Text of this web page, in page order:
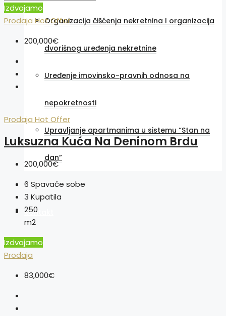
Organizacija čišćenja nekretnina I organizacija
dvorišnog uređenja nekretnine
Uređenje imovinsko-pravnih odnosa na
nepokretnosti
Upravljanje apartmanima u sistemu “Stan na
dan”
O nama
Kontakt
Izdvajamo
Prodaja Hot Offer
200,000€
Prodaja Hot Offer
Luksuzna Kuća Na Deninom Brdu
200,000€
6 Spavaće sobe
3 Kupatila
250
m2
Izdvajamo
Prodaja
83,000€